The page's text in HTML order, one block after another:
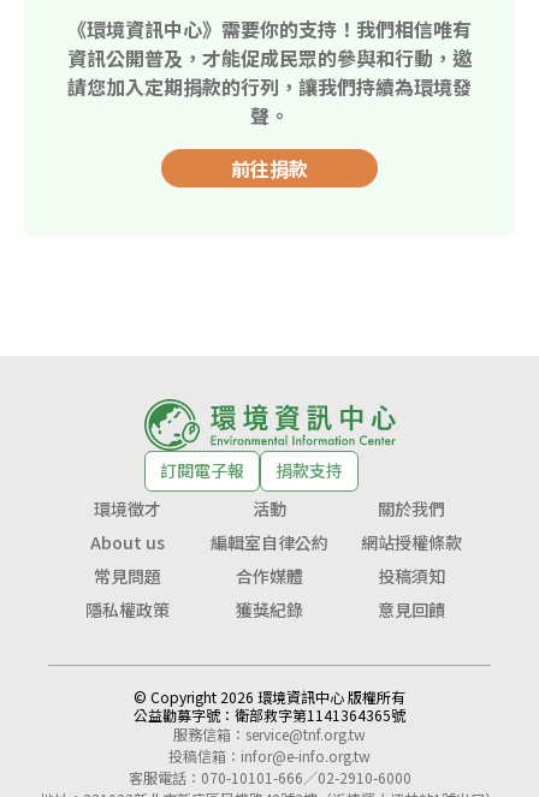
《環境資訊中心》需要你的支持！我們相信唯有
資訊公開普及，才能促成民眾的參與和行動，邀
請您加入定期捐款的行列，讓我們持續為環境發
聲。
前往捐款
訂閱電子報
捐款支持
環境徵才
活動
關於我們
About us
編輯室自律公約
網站授權條款
常見問題
合作媒體
投稿須知
隱私權政策
獲獎紀錄 意見回饋
© Copyright 2026 環境資訊中心 版權所有
公益勸募字號： 衛部救字第1141364365號
服務信箱： service@tnf.org.tw
投稿信箱： infor@e-info.org.tw
客服電話：070-10101-666／02-2910-6000